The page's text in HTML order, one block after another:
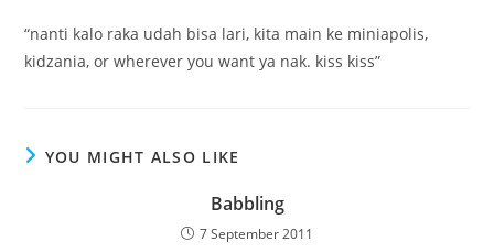
“nanti kalo raka udah bisa lari, kita main ke miniapolis,
kidzania, or wherever you want ya nak. kiss kiss”
YOU MIGHT ALSO LIKE
Babbling
7 September 2011